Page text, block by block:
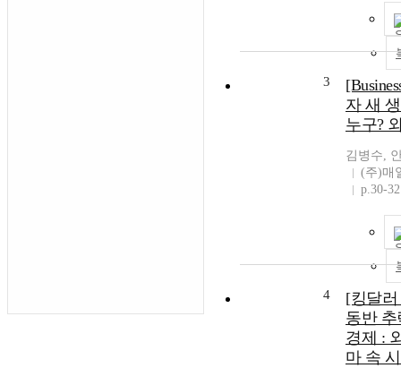
3
자 새
누구?
김병수,
(주)매
p.30-32
4
[킹달러
동반 추
경제 :
마 속